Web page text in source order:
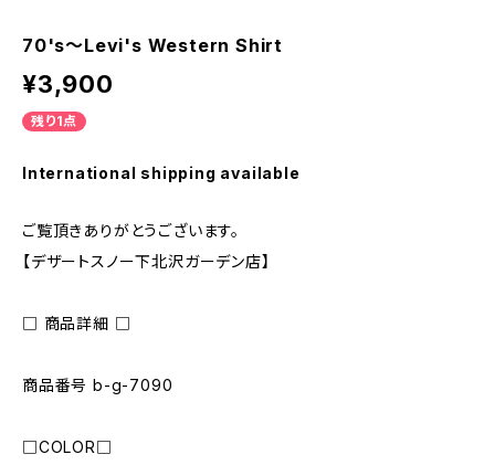
70's～Levi's Western Shirt
¥3,900
残り1点
International shipping available
ご覧頂きありがとうございます。
【デザートスノー下北沢ガーデン店】
□ 商品詳細 □
商品番号 b-g-7090
□COLOR□